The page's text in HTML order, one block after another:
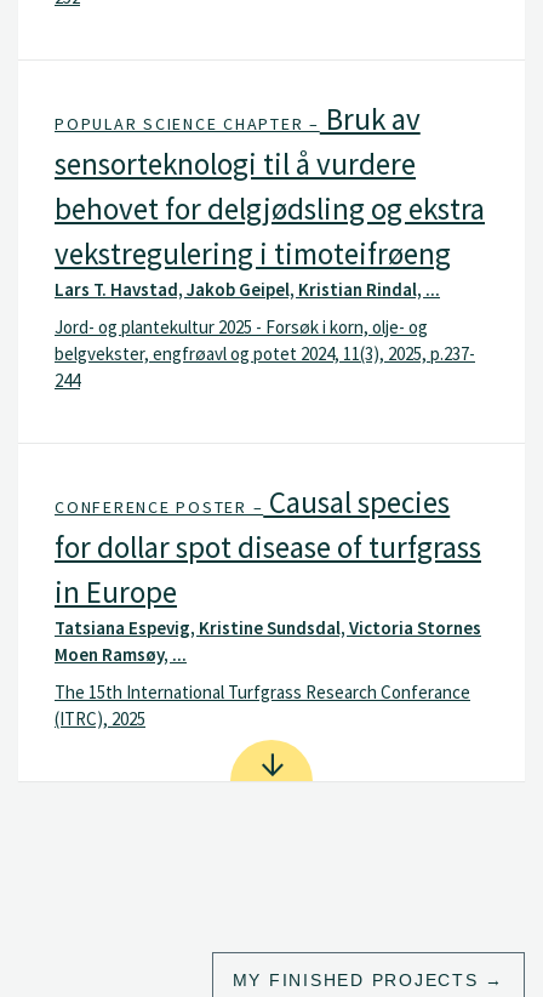
POPULAR SCIENCE CHAPTER – Bruk av
sensorteknologi til å vurdere
behovet for delgjødsling og ekstra
vekstregulering i timoteifrøeng
Lars T. Havstad, Jakob Geipel, Kristian Rindal, ...
Jord- og plantekultur 2025 - Forsøk i korn, olje- og
belgvekster, engfrøavl og potet 2024, 11(3), 2025, p.237-
244
CONFERENCE POSTER – Causal species
for dollar spot disease of turfgrass
in Europe
Tatsiana Espevig, Kristine Sundsdal, Victoria Stornes
Moen Ramsøy, ...
The 15th International Turfgrass Research Conferance
(ITRC), 2025
MY FINISHED PROJECTS